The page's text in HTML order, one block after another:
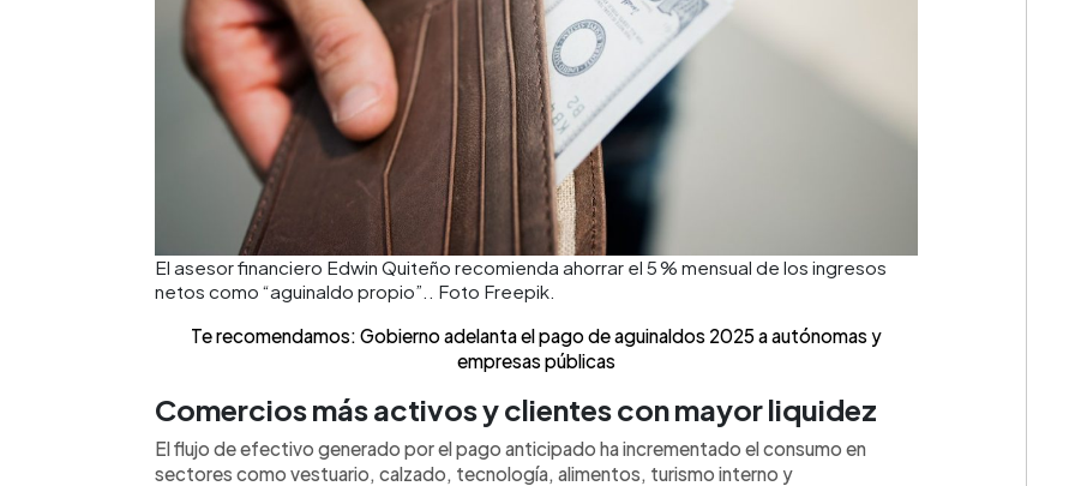
El asesor financiero Edwin Quiteño recomienda ahorrar el 5 % mensual de los ingresos
netos como “aguinaldo propio”.. Foto Freepik.
Te recomendamos: Gobierno adelanta el pago de aguinaldos 2025 a autónomas y
empresas públicas
Comercios más activos y clientes con mayor liquidez
El flujo de efectivo generado por el pago anticipado ha incrementado el consumo en
sectores como vestuario, calzado, tecnología, alimentos, turismo interno y